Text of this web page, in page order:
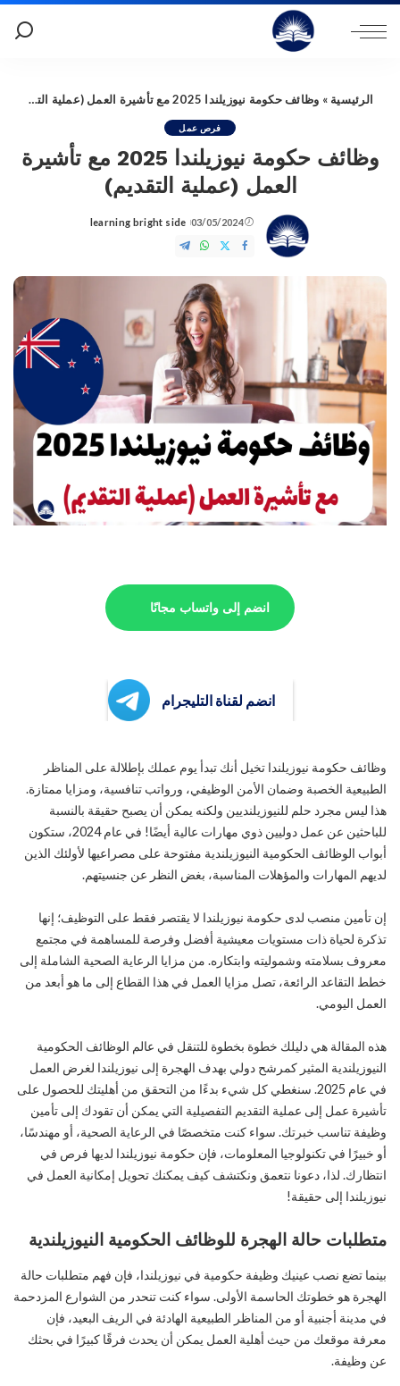
الرئيسية » وظائف حكومة نيوزيلندا 2025 مع تأشيرة العمل (عملية التقديم)
فرص عمل
وظائف حكومة نيوزيلندا 2025 مع تأشيرة
العمل (عملية التقديم)
03/05/2024
Posted
by
learning bright side
انضم إلى واتساب مجانًا
انضم لقناة التليجرام
وظائف حكومة نيوزيلندا تخيل أنك تبدأ يوم عملك بإطلالة على المناظر
الطبيعية الخصبة وضمان الأمن الوظيفي، ورواتب تنافسية، ومزايا ممتازة.
هذا ليس مجرد حلم للنيوزيلنديين ولكنه يمكن أن يصبح حقيقة بالنسبة
للباحثين عن عمل دوليين ذوي مهارات عالية أيضًا! في عام 2024، ستكون
أبواب الوظائف الحكومية النيوزيلندية مفتوحة على مصراعيها لأولئك الذين
لديهم المهارات والمؤهلات المناسبة، بغض النظر عن جنسيتهم.
إن تأمين منصب لدى حكومة نيوزيلندا لا يقتصر فقط على التوظيف؛ إنها
تذكرة لحياة ذات مستويات معيشية أفضل وفرصة للمساهمة في مجتمع
معروف بسلامته وشموليته وابتكاره. من مزايا الرعاية الصحية الشاملة إلى
خطط التقاعد الرائعة، تصل مزايا العمل في هذا القطاع إلى ما هو أبعد من
العمل اليومي.
هذه المقالة هي دليلك خطوة بخطوة للتنقل في عالم الوظائف الحكومية
النيوزيلندية المثير كمرشح دولي بهدف الهجرة إلى نيوزيلندا لغرض العمل
في عام 2025. سنغطي كل شيء بدءًا من التحقق من أهليتك للحصول على
تأشيرة عمل إلى عملية التقديم التفصيلية التي يمكن أن تقودك إلى تأمين
وظيفة تناسب خبرتك. سواء كنت متخصصًا في الرعاية الصحية، أو مهندسًا،
أو خبيرًا في تكنولوجيا المعلومات، فإن حكومة نيوزيلندا لديها فرص في
انتظارك. لذا، دعونا نتعمق ونكتشف كيف يمكنك تحويل إمكانية العمل في
نيوزيلندا إلى حقيقة!
متطلبات حالة الهجرة للوظائف الحكومية النيوزيلندية
بينما تضع نصب عينيك وظيفة حكومية في نيوزيلندا، فإن فهم متطلبات حالة
الهجرة هو خطوتك الحاسمة الأولى. سواء كنت تنحدر من الشوارع المزدحمة
في مدينة أجنبية أو من المناظر الطبيعية الهادئة في الريف البعيد، فإن
معرفة موقعك من حيث أهلية العمل يمكن أن يحدث فرقًا كبيرًا في بحثك
عن وظيفة.